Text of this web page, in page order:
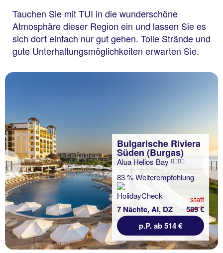
Tauchen Sie mit TUI in die wunderschöne
Atmosphäre dieser Region ein und lassen Sie es
sich dort einfach nur gut gehen. Tolle Strände und
gute Unterhaltungsmöglichkeiten erwarten Sie.
Previous
Bulgarische Riviera
Süden (Burgas)
Alua Helios Bay
83 % Weiterempfehlung
7 Nächte, AI, DZ
statt
589 €
p.P. ab 514 €